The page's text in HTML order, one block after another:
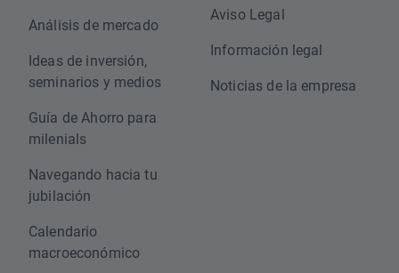
Análisis de mercado
Ideas de inversión,
seminarios y medios
Guía de Ahorro para
milenials
Navegando hacia tu
jubilación
Calendario
macroeconómico
Aviso Legal
Información legal
Noticias de la empresa